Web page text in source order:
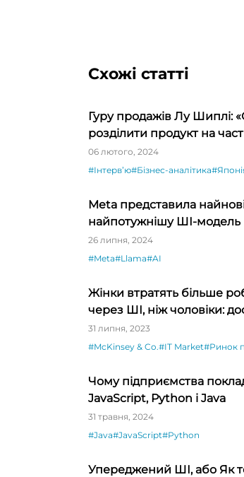
Схожі статті
Гуру продажів Лу Шиплі:
розділити продукт на
продавати окремо – ви
06 лютого, 2024
#Інтервʼю#Бізнес-аналітика
Meta представила
найпотужнішу ШІ-модель
26 липня, 2024
#Meta#Llama#AI
Жінки втратять більше
через ШІ, ніж чоловіки:
31 липня, 2023
#McKinsey & Co.#IT Market#Ринок
Чому підприємства
JavaScript, Python і Java
31 травня, 2024
#Java#JavaScript#Python
Упереджений ШІ, або Як